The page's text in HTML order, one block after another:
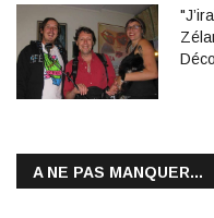
A NE PAS MANQUER...